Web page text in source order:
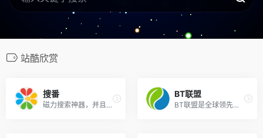
站酷欣赏
搜番
磁力搜索神器，并且大多数速度下载快，本站实时通过DHT网络获取最新的BT种子文件信息，并生成磁力链接
BT联盟
BT联盟是全球领先的BT种子与磁力链接搜索网站，让用户在DHT网络的海量数据中快速搜索到全网最新的磁力链接。面向用户打造了丰富的电影、美剧、动漫、影音、小说、综艺等搜索服务，为全球用户创造了高效、智能、安全的下载体验。